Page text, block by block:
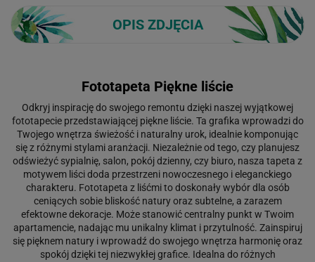
OPIS ZDJĘCIA
Fototapeta Piękne liście
Odkryj inspirację do swojego remontu dzięki naszej wyjątkowej
fototapecie przedstawiającej piękne liście. Ta grafika wprowadzi do
Twojego wnętrza świeżość i naturalny urok, idealnie komponując
się z różnymi stylami aranżacji. Niezależnie od tego, czy planujesz
odświeżyć sypialnię, salon, pokój dzienny, czy biuro, nasza tapeta z
motywem liści doda przestrzeni nowoczesnego i eleganckiego
charakteru. Fototapeta z liśćmi to doskonały wybór dla osób
ceniących sobie bliskość natury oraz subtelne, a zarazem
efektowne dekoracje. Może stanowić centralny punkt w Twoim
apartamencie, nadając mu unikalny klimat i przytulność. Zainspiruj
się pięknem natury i wprowadź do swojego wnętrza harmonię oraz
spokój dzięki tej niezwykłej grafice. Idealna do różnych